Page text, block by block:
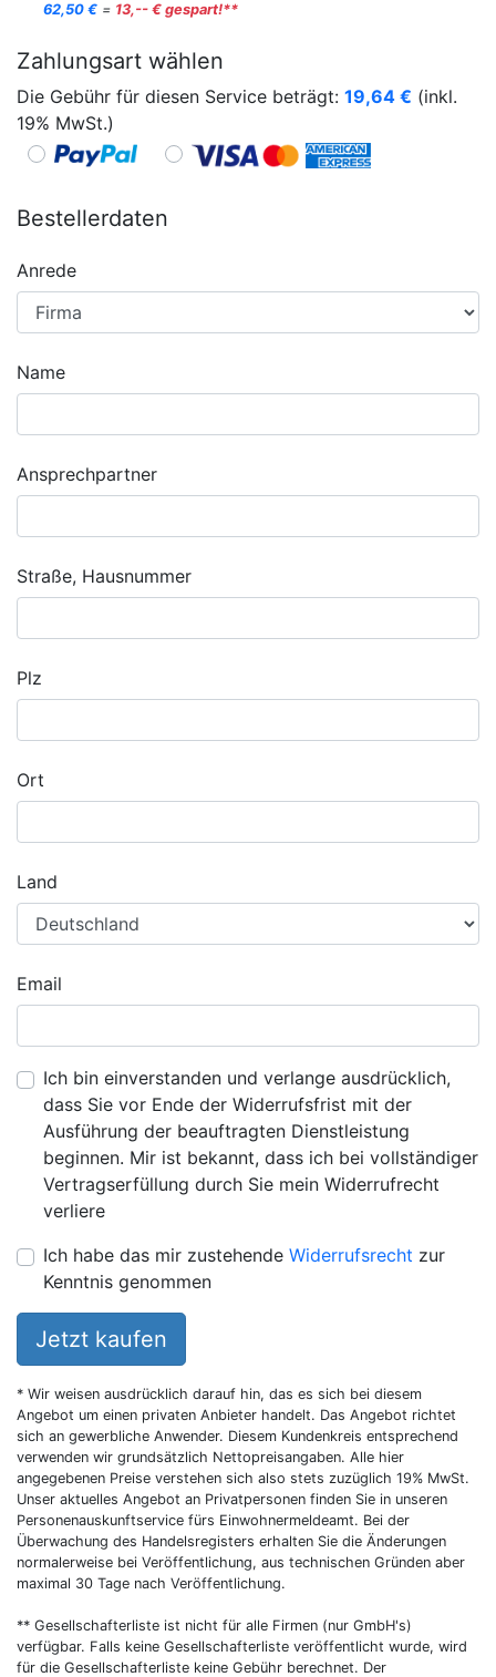
62,50 € = 13,-- € gespart!**
Zahlungsart wählen
Die Gebühr für diesen Service beträgt: 19,64 € (inkl.
19% MwSt.)
Bestellerdaten
Anrede
Name
Ansprechpartner
Straße, Hausnummer
Plz
Ort
Land
Email
Ich bin einverstanden und verlange ausdrücklich,
dass Sie vor Ende der Widerrufsfrist mit der
Ausführung der beauftragten Dienstleistung
beginnen. Mir ist bekannt, dass ich bei vollständiger
Vertragserfüllung durch Sie mein Widerrufrecht
verliere
Ich habe das mir zustehende Widerrufsrecht zur
Kenntnis genommen
Jetzt kaufen
* Wir weisen ausdrücklich darauf hin, das es sich bei diesem
Angebot um einen privaten Anbieter handelt. Das Angebot richtet
sich an gewerbliche Anwender. Diesem Kundenkreis entsprechend
verwenden wir grundsätzlich Nettopreisangaben. Alle hier
angegebenen Preise verstehen sich also stets zuzüglich 19% MwSt.
Unser aktuelles Angebot an Privatpersonen finden Sie in unseren
Personenauskunftservice fürs Einwohnermeldeamt. Bei der
Überwachung des Handelsregisters erhalten Sie die Änderungen
normalerweise bei Veröffentlichung, aus technischen Gründen aber
maximal 30 Tage nach Veröffentlichung.
** Gesellschafterliste ist nicht für alle Firmen (nur GmbH's)
verfügbar. Falls keine Gesellschafterliste veröffentlicht wurde, wird
für die Gesellschafterliste keine Gebühr berechnet. Der